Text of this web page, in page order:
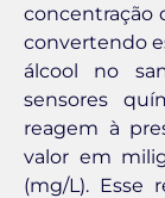
concentração
convertendo
álcool no
sensores
reagem à
valor em
(mg/L). Esse